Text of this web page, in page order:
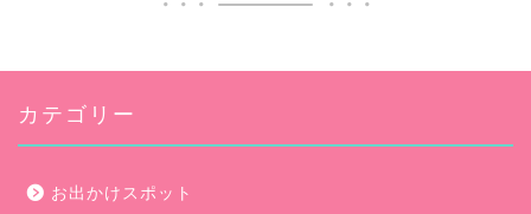
カテゴリー
お出かけスポット